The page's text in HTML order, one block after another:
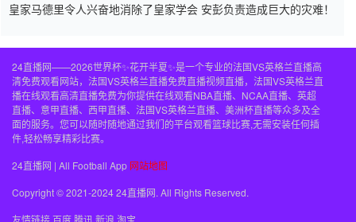
皇家马德里令人兴奋地消除了皇家学会 安彭负责造成巨大的灾难！
24直播网——2026世界杯✨花开半夏✨是一个专业的法国VS英格兰直播高
清免费观看网站，法国VS英格兰直播免费直播视频直播，法国VS英格兰直
播在线观看高清直播免费为你提供在线观看NBA直播、NCAA直播、英超
直播、意甲直播、西甲直播、法国VS英格兰直播、美洲杯直播等众多及全
面的服务。您可以随时随地通过我们的平台观看篮球比赛,无需安装任何插
件,轻松畅享精彩比赛。
24直播网 | All Football App 网站地图
Copyright © 2021-2024 24直播网. All Rights Reserved.
友情链接百度腾讯 新浪 淘宝